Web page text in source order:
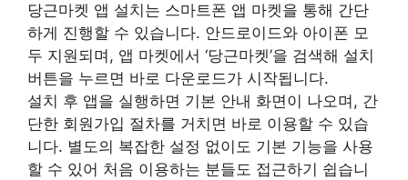
당근마켓 앱 설치는 스마트폰 앱 마켓을 통해 간단
하게 진행할 수 있습니다. 안드로이드와 아이폰 모
두 지원되며, 앱 마켓에서 ‘당근마켓’을 검색해 설치
버튼을 누르면 바로 다운로드가 시작됩니다.
설치 후 앱을 실행하면 기본 안내 화면이 나오며, 간
단한 회원가입 절차를 거치면 바로 이용할 수 있습
니다. 별도의 복잡한 설정 없이도 기본 기능을 사용
할 수 있어 처음 이용하는 분들도 접근하기 쉽습니